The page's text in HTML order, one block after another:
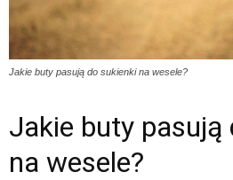
Jakie buty pasują do sukienki na wesele?
Jakie buty pasują
na wesele?